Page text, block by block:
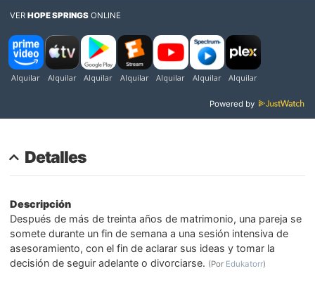
VERHOPE SPRINGS ONLINE
Powered by
Detalles
Descripción
Después de más de treinta años de matrimonio, una pareja se
somete durante un fin de semana a una sesión intensiva de
asesoramiento, con el fin de aclarar sus ideas y tomar la
decisión de seguir adelante o divorciarse. (Por Edukatorr)